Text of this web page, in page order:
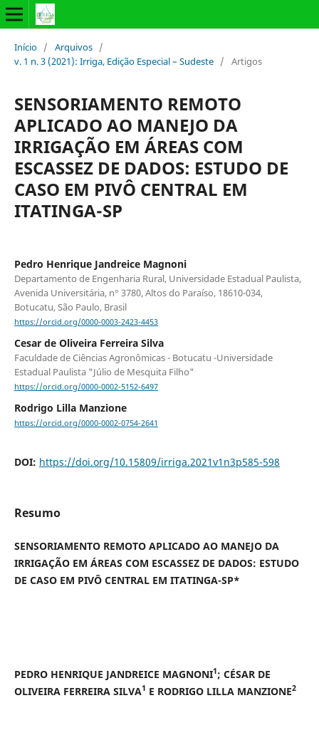
Início / Arquivos /
v. 1 n. 3 (2021): Irriga, Edição Especial – Sudeste / Artigos
SENSORIAMENTO REMOTO
APLICADO AO MANEJO DA
IRRIGAÇÃO EM ÁREAS COM
ESCASSEZ DE DADOS: ESTUDO DE
CASO EM PIVÔ CENTRAL EM
ITATINGA-SP
Pedro Henrique Jandreice Magnoni
Departamento de Engenharia Rural, Universidade Estadual Paulista,
Avenida Universitária, n° 3780, Altos do Paraíso, 18610-034,
Botucatu, São Paulo, Brasil
https://orcid.org/0000-0003-2423-4453
Cesar de Oliveira Ferreira Silva
Faculdade de Ciências Agronômicas - Botucatu -Universidade
Estadual Paulista "Júlio de Mesquita Filho"
https://orcid.org/0000-0002-5152-6497
Rodrigo Lilla Manzione
https://orcid.org/0000-0002-0754-2641
DOI: https://doi.org/10.15809/irriga.2021v1n3p585-598
Resumo
SENSORIAMENTO REMOTO APLICADO AO MANEJO DA
IRRIGAÇÃO EM ÁREAS COM ESCASSEZ DE DADOS: ESTUDO
DE CASO EM PIVÔ CENTRAL EM ITATINGA-SP*
PEDRO HENRIQUE JANDREICE MAGNONI1; CÉSAR DE
OLIVEIRA FERREIRA SILVA1 E RODRIGO LILLA MANZIONE2